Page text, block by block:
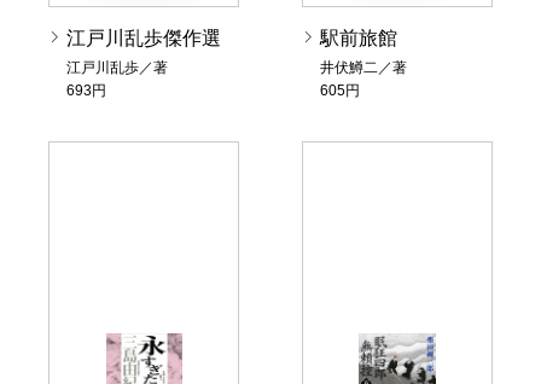
江戸川乱歩傑作選
江戸川乱歩／著
693円
駅前旅館
井伏鱒二／著
605円